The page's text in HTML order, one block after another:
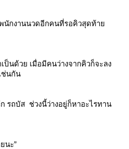
พนักงานนวดอีกคนที่รอคิวสุดท้า
นด้วย เมื่อมีคนว่างจากคิวก็จะลง
ช่นกัน
รถบัส ช่วงนี้ว่างอยู่ก็หาอะไรทาน
นะ”